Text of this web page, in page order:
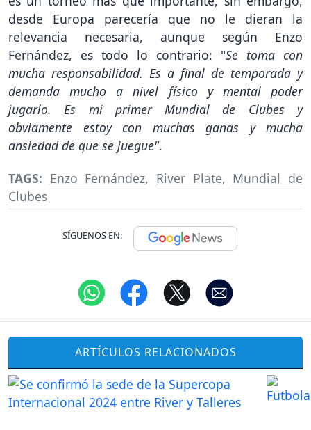
desde Europa parecería que no le dieran la
relevancia necesaria, aunque según Enzo
Fernández, es todo lo contrario: "Se toma con
mucha responsabilidad. Es a final de temporada y
demanda mucho a nivel físico y mental poder
jugarlo. Es mi primer Mundial de Clubes y
obviamente estoy con muchas ganas y mucha
ansiedad de que se juegue".
TAGS: Enzo Fernández, River Plate, Mundial de
Clubes
SÍGUENOS EN:
ARTÍCULOS RELACIONADOS